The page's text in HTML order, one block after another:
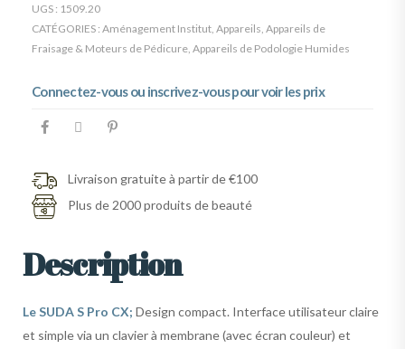
UGS : 1509.20
CATÉGORIES : Aménagement Institut Appareils Appareils de
Fraisage & Moteurs de Pédicure Appareils de Podologie Humides
Connectez-vous ou inscrivez-vous pour voir les prix
Livraison gratuite à partir de €100
Plus de 2000 produits de beauté
Description
Le SUDA S Pro CX; Design compact. Interface utilisateur claire
et simple via un clavier à membrane (avec écran couleur) et